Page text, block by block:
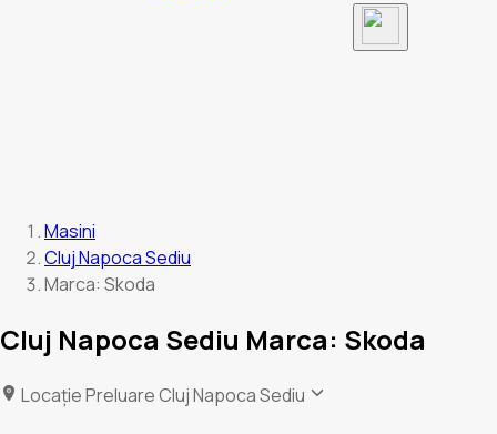
Masini
Cluj Napoca Sediu
Marca: Skoda
Cluj Napoca Sediu Marca: Skoda
Locație PreluareCluj Napoca Sediu